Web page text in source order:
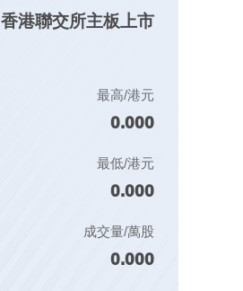
香港聯交所主板上市
最高/港元
0.000
最低/港元
0.000
成交量/萬股
0.000